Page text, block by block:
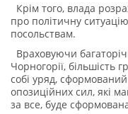
Крім того, влада
про політичну
посольствам.
Враховуючи
Чорногорії, більшість
собі уряд,
опозиційних сил, які
за все, буде